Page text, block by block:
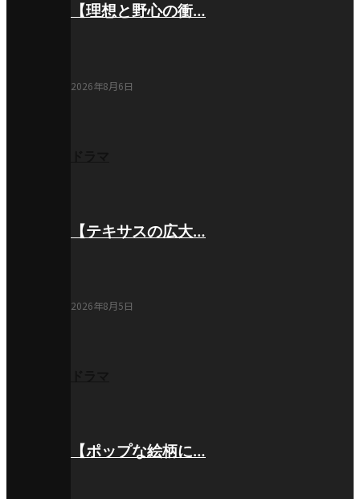
【理想と野心の衝…
2026年8月6日
【テキサスの広大…
2026年8月5日
【ポップな絵柄に…